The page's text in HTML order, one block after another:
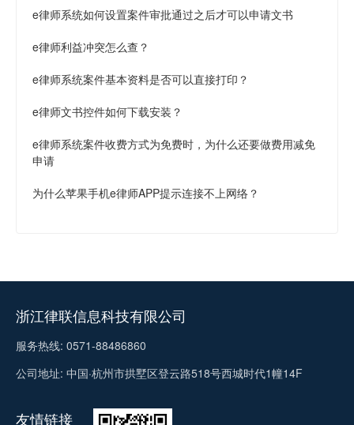
e律师系统如何设置案件审批通过之后才可以申请文书
e律师利益冲突怎么查？
e律师系统案件基本资料是否可以直接打印？
e律师文书控件如何下载安装？
e律师系统案件收费方式为免费时，为什么还要做费用减免
申请
为什么苹果手机e律师APP提示连接不上网络？
浙江律联信息科技有限公司
服务热线: 0571-88486860
公司地址: 中国·杭州市拱墅区登云路518号西城时代1幢14F
友情链接